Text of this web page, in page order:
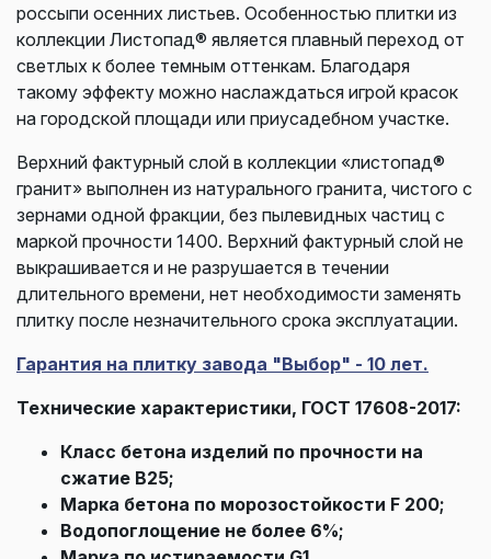
россыпи осенних листьев. Особенностью плитки из
коллекции Листопад® является плавный переход от
светлых к более темным оттенкам. Благодаря
такому эффекту можно наслаждаться игрой красок
на городской площади или приусадебном участке.
Верхний фактурный слой в коллекции «листопад®
гранит» выполнен из натурального гранита, чистого с
зернами одной фракции, без пылевидных частиц с
маркой прочности 1400. Верхний фактурный слой не
выкрашивается и не разрушается в течении
длительного времени, нет необходимости заменять
плитку после незначительного срока эксплуатации.
Гарантия на плитку завода "Выбор" - 10 лет.
Технические характеристики, ГОСТ 17608-2017:
Класс бетона изделий по прочности на
сжатие В25;
Марка бетона по морозостойкости F 200;
Водопоглощение не более 6%;